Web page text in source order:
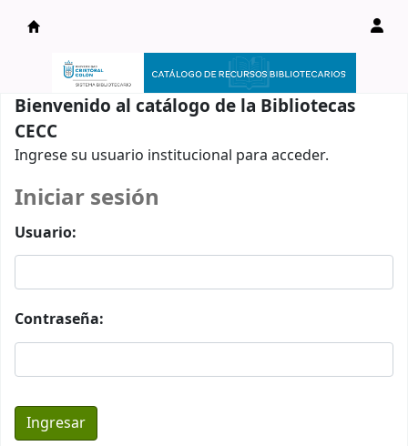
Catálogo en línea
Bienvenido al catálogo de la Bibliotecas
CECC
Ingrese su usuario institucional para acceder.
Iniciar sesión
Usuario:
Contraseña: